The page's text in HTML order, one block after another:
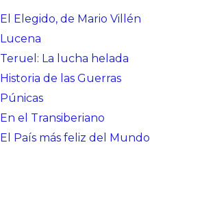
El Elegido, de Mario Villén
Lucena
Teruel: La lucha helada
Historia de las Guerras
Púnicas
En el Transiberiano
El País más feliz del Mundo